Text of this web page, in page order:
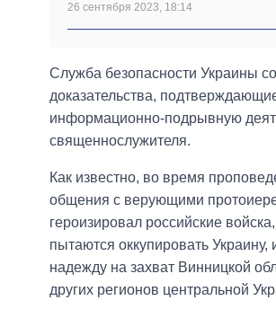
26 сентября 2023, 18:14
Служба безопасности Украины
доказательства,
информационно-подрывную
священнослужителя.
Как известно, во время
общения с верующими
героизировал российские
пытаются оккупировать
надежду на захват Винницкой
других регионов центральной